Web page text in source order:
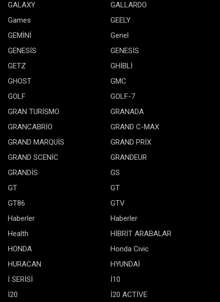
GALAXY
GALLARDO
Games
GEELY
GEMİNİ
Genel
GENESİS
GENESİS
GETZ
GHİBLİ
GHOST
GMC
GOLF
GOLF-7
GRAN TURİSMO
GRANADA
GRANCABRİO
GRAND C-MAX
GRAND MARQUİS
GRAND PRİX
GRAND SCENİC
GRANDEUR
GRANDİS
GS
GT
GT
GT86
GTV
Haberler
Haberler
Health
HİBRİT ARABALAR
HONDA
Honda Civic
HURACAN
HYUNDAİ
İ SERİSİ
İ10
İ20
İ20 ACTİVE